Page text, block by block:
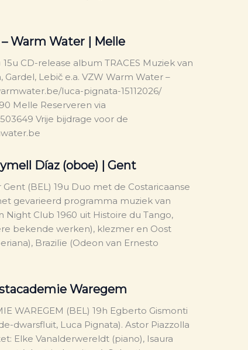
Warm Water | Melle
15u CD-release album TRACES Muziek van
Gardel, Lebič e.a. VZW Warm Water –
luca-pignata-15112026/
Melle Reserveren via
Vrije bijdrage voor de
Díaz (oboe) | Gent
(BEL) 19u Duo met de Costaricaanse
gevarieerd programma muziek van
Night Club 1960 uit Histoire du Tango,
bekende werken), klezmer en Oost
Brazilïe (Odeon van Ernesto
Waregem
WAREGEM (BEL) 19h Egberto Gismonti
dwarsfluit, Luca Pignata). Astor Piazzolla
Elke Vanalderwereldt (piano), Isaura